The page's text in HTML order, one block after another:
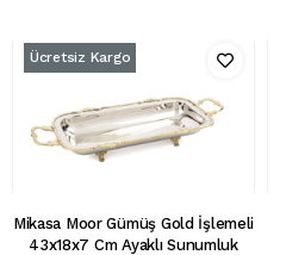
Mikasa Moor Gümüş Gold İşlemeli
43x18x7 Cm Ayaklı Sunumluk
Ücretsiz Kargo